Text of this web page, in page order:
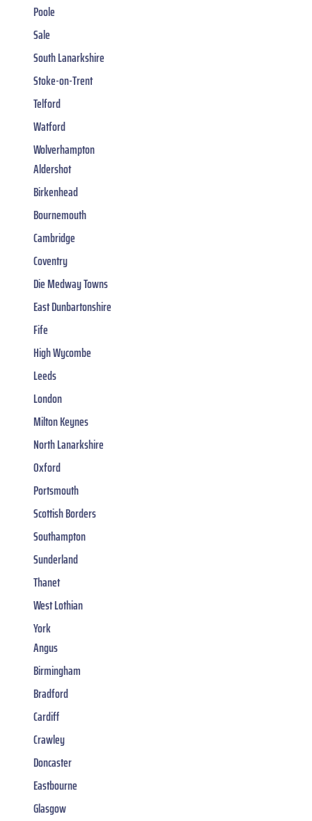
Poole
Sale
South Lanarkshire
Stoke-on-Trent
Telford
Watford
Wolverhampton
Aldershot
Birkenhead
Bournemouth
Cambridge
Coventry
Die Medway Towns
East Dunbartonshire
Fife
High Wycombe
Leeds
London
Milton Keynes
North Lanarkshire
Oxford
Portsmouth
Scottish Borders
Southampton
Sunderland
Thanet
West Lothian
York
Angus
Birmingham
Bradford
Cardiff
Crawley
Doncaster
Eastbourne
Glasgow